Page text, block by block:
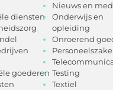
diensten
goederen
Nieuws en
Onderwijs en
opleiding
Onroerend
Testing
Textiel